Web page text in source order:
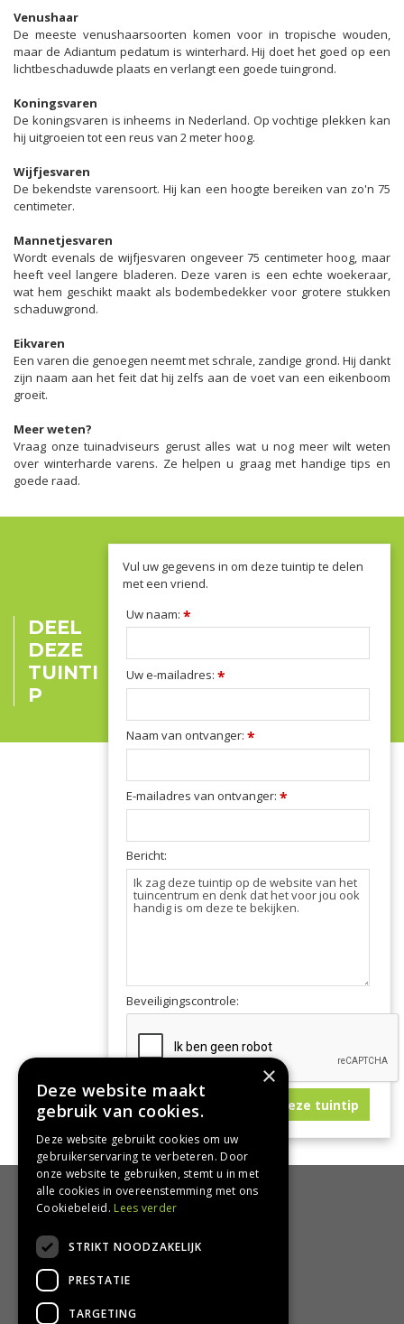
Venushaar
De meeste venushaarsoorten komen voor in tropische wouden,
maar de Adiantum pedatum is winterhard. Hij doet het goed op een
lichtbeschaduwde plaats en verlangt een goede tuingrond.
Koningsvaren
De koningsvaren is inheems in Nederland. Op vochtige plekken kan
hij uitgroeien tot een reus van 2 meter hoog.
Wijfjesvaren
De bekendste varensoort. Hij kan een hoogte bereiken van zo'n 75
centimeter.
Mannetjesvaren
Wordt evenals de wijfjesvaren ongeveer 75 centimeter hoog, maar
heeft veel langere bladeren. Deze varen is een echte woekeraar,
wat hem geschikt maakt als bodembedekker voor grotere stukken
schaduwgrond.
Eikvaren
Een varen die genoegen neemt met schrale, zandige grond. Hij dankt
zijn naam aan het feit dat hij zelfs aan de voet van een eikenboom
groeit.
Meer weten?
Vraag onze tuinadviseurs gerust alles wat u nog meer wilt weten
over winterharde varens. Ze helpen u graag met handige tips en
goede raad.
DEEL
DEZE
TUINTI
P
Vul uw gegevens in om deze tuintip te delen
met een vriend.
Uw naam: *
Uw e-mailadres: *
Naam van ontvanger: *
E-mailadres van ontvanger: *
Bericht:
Beveiligingscontrole:
HANDIG
Bezorgen en afhalen
Retourbeleid
Algemene voorwaarden
Privacy Policy
Privacy statement
×
Deze website maakt
gebruik van cookies.
Deze website gebruikt cookies om uw
gebruikerservaring te verbeteren. Door
onze website te gebruiken, stemt u in met
alle cookies in overeenstemming met ons
Cookiebeleid. Lees verder
STRIKT NOODZAKELIJK
PRESTATIE
TARGETING